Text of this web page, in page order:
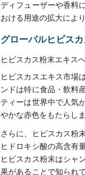
ディフューザーや香料
おける用途の拡大によ
グローバルヒビス
ヒビスカス粉末エキス
ヒビスカスエキス市場
ンドは特に食品・飲料
ティーは世界中で人気
やかな赤色をもたらし
さらに、ヒビスカス粉
ヒドロキシ酸の高含有
ヒビスカス粉末はシャ
果があることで知られ